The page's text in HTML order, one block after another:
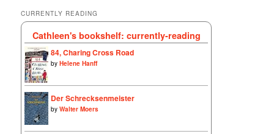
CURRENTLY READING
Cathleen's bookshelf: currently-reading
84, Charing Cross Road
byHelene Hanff
Der Schrecksenmeister
byWalter Moers